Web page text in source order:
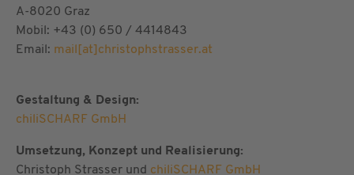
A-8020 Graz
Mobil: +43 (0) 650 / 4414843
Email: mail[at]christophstrasser.at
Gestaltung & Design:
chiliSCHARF GmbH
Umsetzung, Konzept und Realisierung:
Christoph Strasser und chiliSCHARF GmbH